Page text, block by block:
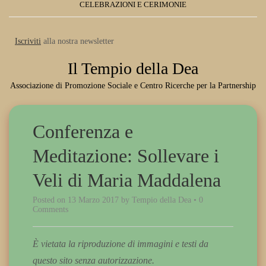
CELEBRAZIONI E CERIMONIE
Iscriviti alla nostra newsletter
Il Tempio della Dea
Associazione di Promozione Sociale e Centro Ricerche per la Partnership
Conferenza e
Meditazione: Sollevare i
Veli di Maria Maddalena
Posted on 13 Marzo 2017 by Tempio della Dea • 0
Comments
È vietata la riproduzione di immagini e testi da
questo sito senza autorizzazione.